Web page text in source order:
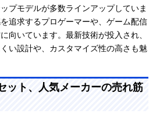
プモデルが多数ラインアップしていま
追求するプロゲーマーや、ゲーム配信
向いています。最新技術が投入され、
い設計や、カスタマイズ性の高さも魅
ット、人気メーカーの売れ筋